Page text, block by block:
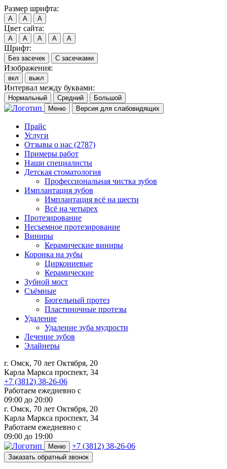
Размер шрифта:
A A A
Цвет сайта:
A A A A A
Шрифт:
Без засечек С засечками
Изображения:
вкл выкл
Интервал между буквами:
Нормальный Средний
Большой
Меню
Версия для слабовидящих
Прайс
Услуги
Отзывы о нас (2787)
Примеры работ
Наши специалисты
Детская стоматология
Профессиональная чистка зубов
Имплантация зубов
Имплантация всё на шести
Всё на четырех
Протезирование
Несъемное протезирование
Виниры
Керамические виниры
Коронка на зубы
Циркониевые
Керамические
Зубной мост
Съёмные
Бюгельный протез
Пластиночные протезы
Удаление
Удаление зуба мудрости
Лечение зубов
Элайнеры
г. Омск, 70 лет Октября, 20
Карла Маркса проспект, 34
+7 (3812) 38-26-06
Работаем ежедневно с
09:00 до 20:00
г. Омск, 70 лет Октября, 20
Карла Маркса проспект, 34
Работаем ежедневно с
09:00 до 19:00
Меню +7 (3812) 38-26-06
Заказать обратный звонок